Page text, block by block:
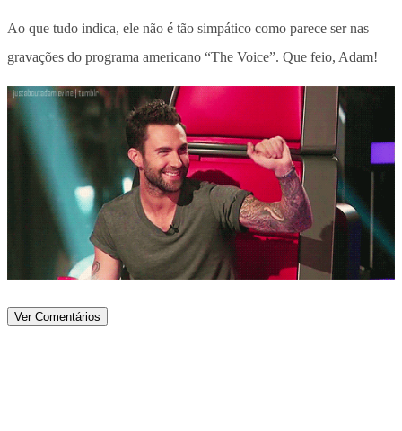
Ao que tudo indica, ele não é tão simpático como parece ser nas
gravações do programa americano “The Voice”. Que feio, Adam!
Ver Comentários